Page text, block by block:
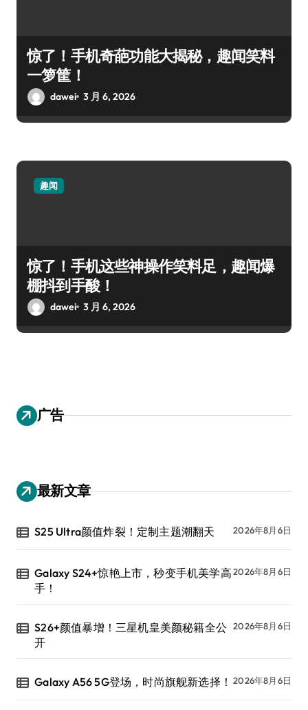
惊了！手机奇葩功能大揭秘，趣闻笑料
一箩筐！
dawei 3 月 6, 2026
趣闻
惊了！手机这些神操作笑料足，趣闻爆
棚抖到手酸！
dawei 3 月 6, 2026
广告
最新文章
S25 Ultra颜值炸裂！定制主题潮翻天 2026年8月6日
Galaxy S24+惊艳上市，秒变手机美学高
手！
2026年8月6日
S26+颜值暴增！三星机皇美颜秘籍全公
开
2026年8月6日
Galaxy A56 5G登场，时尚旗舰新选择！ 2026年8月6日